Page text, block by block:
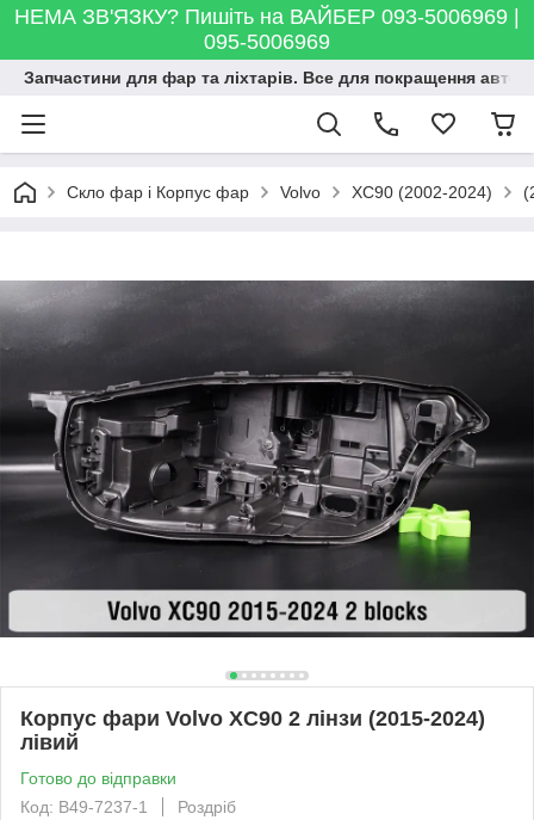
НЕМА ЗВ'ЯЗКУ? Пишіть на ВАЙБЕР 093-5006969 |
095-5006969
Запчастини для фар та ліхтарів. Все для покращення
Скло фар і Корпус фар Volvo XC90 (2002-2024)
Корпус фари Volvo XC90 2 лінзи (2015-2024)
лівий
Готово до відправки
Код: B49-7237-1
Роздріб